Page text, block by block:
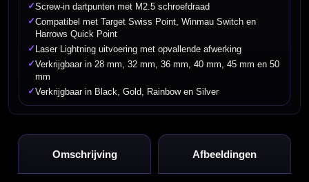
✓Screw-in dartpunten met M2.5 schroefdraad
✓Compatibel met Target Swiss Point, Winmau Switch en
Harrows Quick Point
✓ Laser Lightning uitvoering met opvallende afwerking
✓Verkrijgbaar in 28 mm, 32 mm, 36 mm, 40 mm, 45 mm en 50
mm
✓Verkrijgbaar in Black, Gold, Rainbow en Silver
Omschrijving Afbeeldingen